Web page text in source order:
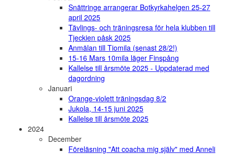
Snättringe arrangerar Botkyrkahelgen 25-27
april 2025
Tävlings- och träningsresa för hela klubben till
Tjeckien påsk 2025
Anmälan till Tiomila (senast 28/2!)
15-16 Mars 10mila läger Finspång
Kallelse till årsmöte 2025 - Uppdaterad med
dagordning
Januari
Orange-violett träningsdag 8/2
Jukola, 14-15 juni 2025
Kallelse till årsmöte 2025
2024
December
Föreläsning "Att coacha mig själv" med Anneli